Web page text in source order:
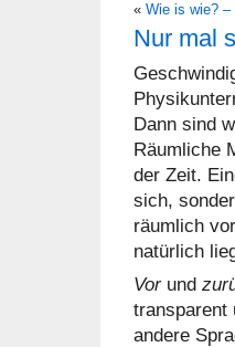
« Wie is wie? –
Nur mal
Dann sind
Räumliche
der Zeit.
sich,
räumlich
natürlich
Vor und
transparent
andere